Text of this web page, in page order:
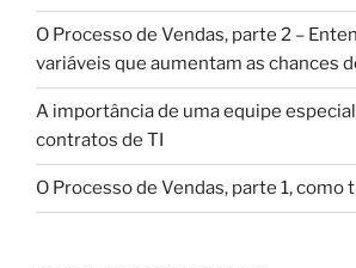
O Processo de Vendas, parte 2 –
variáveis que aumentam as chances
A importância de uma equipe
contratos de TI
O Processo de Vendas, parte 1, como